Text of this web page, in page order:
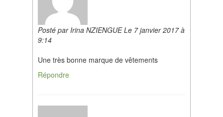
Posté par Irina NZIENGUE Le 7 janvier 2017 à
9:14
Une très bonne marque de vêtements
Répondre